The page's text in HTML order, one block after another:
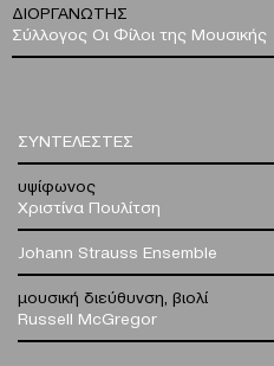
ΔΙΟΡΓΑΝΩΤΗΣ
Σύλλογος Οι Φίλοι της Μουσικής
ΣΥΝΤΕΛΕΣΤΕΣ
υψίφωνος
Χριστίνα Πουλίτση
Johann Strauss Ensemble
μουσική διεύθυνση, βιολί
Russell McGregor